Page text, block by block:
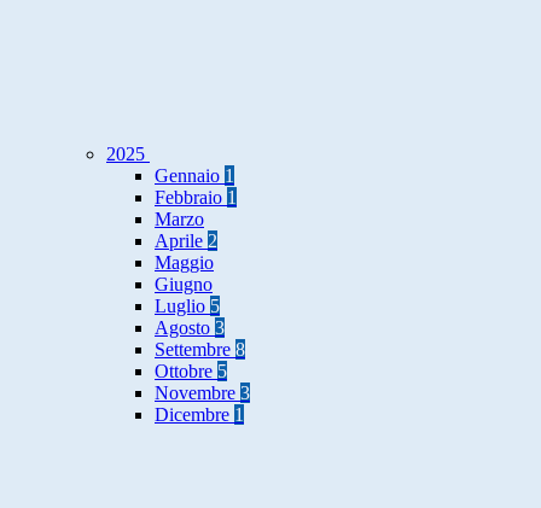
2025
Gennaio 1
Febbraio 1
Marzo
Aprile 2
Maggio
Giugno
Luglio 5
Agosto 3
Settembre 8
Ottobre 5
Novembre 3
Dicembre 1